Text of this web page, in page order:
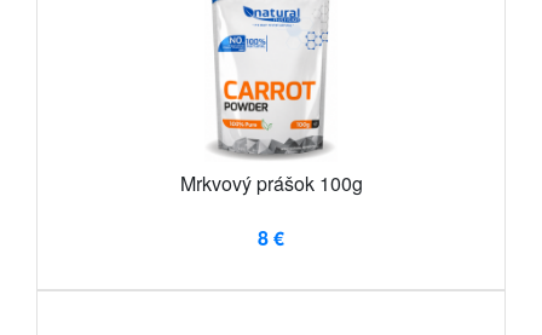
Mrkvový prášok 100g
8 €